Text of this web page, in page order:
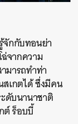
จักกับทอนย่า
จากความ
มารถทำท่า
เกตได้ ซึ่งมีคน
ดับนานาชาติ
ต์ ร็อบบี้